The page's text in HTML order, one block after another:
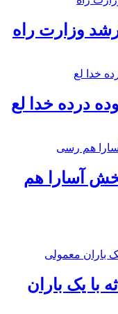
وزارت راه
درده خدا لع
آسارا هم
با یک باران